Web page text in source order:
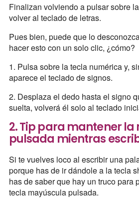
Finalizan volviendo a pulsar sobre
volver al teclado de letras.
Pues bien, puede que lo
hacer esto con un solo clic, ¿cómo?
1. Pulsa sobre la tecla numérica y,
aparece el teclado de signos.
2. Desplaza el dedo hasta el signo
suelta, volverá él solo al teclado
2. Tip para mantener
pulsada mientras
Si te vuelves loco al escribir una
porque has de ir dándole a la tecla
has de saber que hay un truco para
tecla mayúscula pulsada.